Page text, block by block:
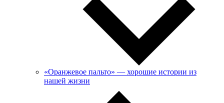
«Оранжевое пальто» — хорошие истории из
нашей жизни